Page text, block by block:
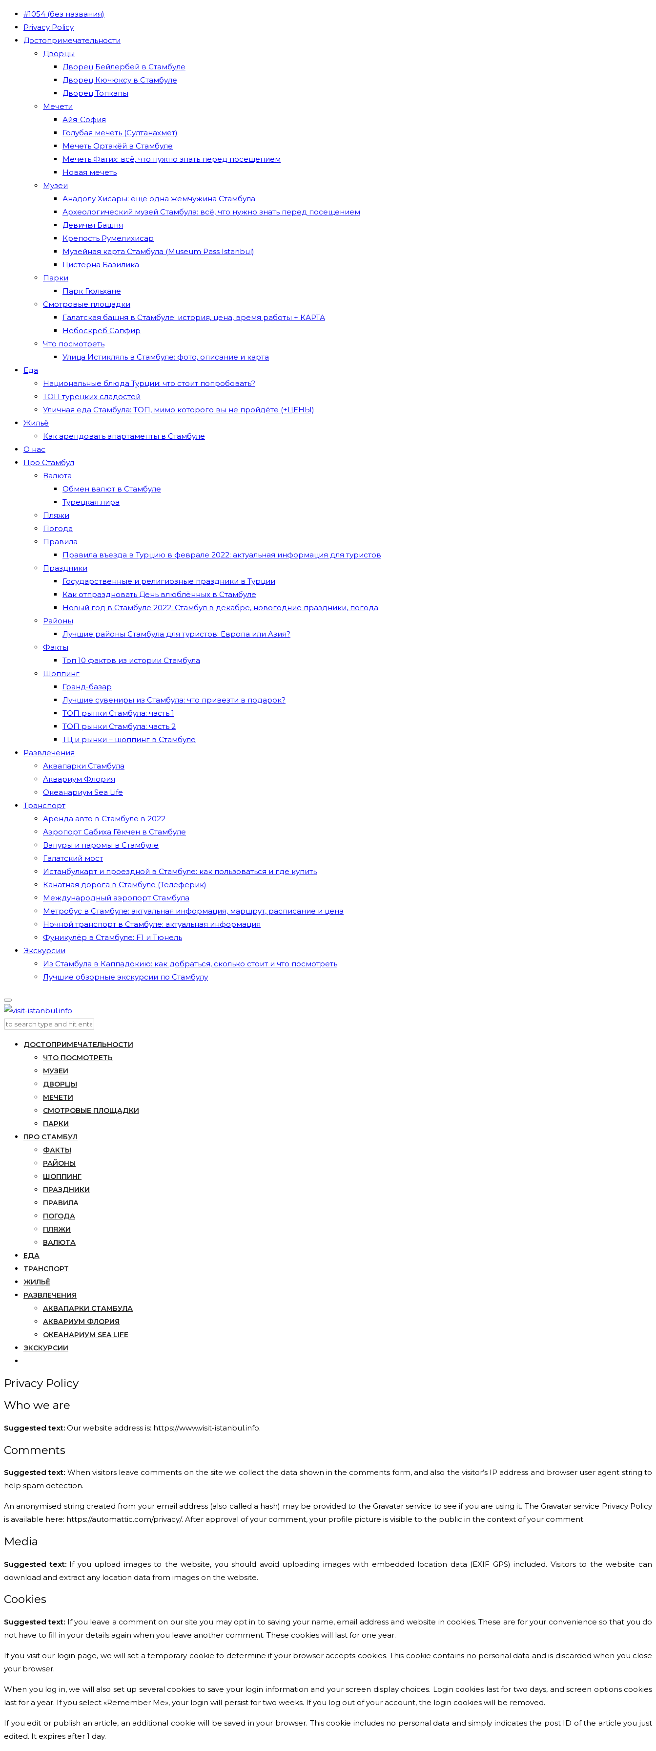
#1054 (без названия)
Privacy Policy
Достопримечательности
Дворцы
Дворец Бейлербей в Стамбуле
Дворец Кючюксу в Стамбуле
Дворец Топкапы
Мечети
Айя-София
Голубая мечеть (Султанахмет)
Мечеть Ортакёй в Стамбуле
Мечеть Фатих: всё, что нужно знать перед посещением
Новая мечеть
Музеи
Анадолу Хисары: еще одна жемчужина Стамбула
Археологический музей Стамбула: всё, что нужно знать перед посещением
Девичья Башня
Крепость Румелихисар
Музейная карта Стамбула (Museum Pass Istanbul)
Цистерна Базилика
Парки
Парк Гюльхане
Смотровые площадки
Галатская башня в Стамбуле: история, цена, время работы + КАРТА
Небоскрёб Сапфир
Что посмотреть
Улица Истикляль в Стамбуле: фото, описание и карта
Еда
Национальные блюда Турции: что стоит попробовать?
ТОП турецких сладостей
Уличная еда Стамбула: ТОП, мимо которого вы не пройдёте (+ЦЕНЫ)
Жильё
Как арендовать апартаменты в Стамбуле
О нас
Про Стамбул
Валюта
Обмен валют в Стамбуле
Турецкая лира
Пляжи
Погода
Правила
Правила въезда в Турцию в феврале 2022: актуальная информация для туристов
Праздники
Государственные и религиозные праздники в Турции
Как отпраздновать День влюблённых в Стамбуле
Новый год в Стамбуле 2022: Стамбул в декабре, новогодние праздники, погода
Районы
Лучшие районы Стамбула для туристов: Европа или Азия?
Факты
Топ 10 фактов из истории Стамбула
Шоппинг
Гранд-базар
Лучшие сувениры из Стамбула: что привезти в подарок?
ТОП рынки Стамбула: часть 1
ТОП рынки Стамбула: часть 2
ТЦ и рынки – шоппинг в Стамбуле
Развлечения
Аквапарки Стамбула
Аквариум Флория
Океанариум Sea Life
Транспорт
Аренда авто в Стамбуле в 2022
Аэропорт Сабиха Гёкчен в Стамбуле
Вапуры и паромы в Стамбуле
Галатский мост
Истанбулкарт и проездной в Стамбуле: как пользоваться и где купить
Канатная дорога в Стамбуле (Телеферик)
Международный аэропорт Стамбула
Метробус в Стамбуле: актуальная информация, маршрут, расписание и цена
Ночной транспорт в Стамбуле: актуальная информация
Фуникулёр в Стамбуле: F1 и Тюнель
Экскурсии
Из Стамбула в Каппадокию: как добраться, сколько стоит и что посмотреть
Лучшие обзорные экскурсии по Стамбулу
ДОСТОПРИМЕЧАТЕЛЬНОСТИ
ЧТО ПОСМОТРЕТЬ
МУЗЕИ
ДВОРЦЫ
МЕЧЕТИ
СМОТРОВЫЕ ПЛОЩАДКИ
ПАРКИ
ПРО СТАМБУЛ
ФАКТЫ
РАЙОНЫ
ШОППИНГ
ПРАЗДНИКИ
ПРАВИЛА
ПОГОДА
ПЛЯЖИ
ВАЛЮТА
ЕДА
ТРАНСПОРТ
ЖИЛЬЁ
РАЗВЛЕЧЕНИЯ
АКВАПАРКИ СТАМБУЛА
АКВАРИУМ ФЛОРИЯ
ОКЕАНАРИУМ SEA LIFE
ЭКСКУРСИИ
Privacy Policy
Who we are
Suggested text: Our website address is: https://www.visit-istanbul.info.
Comments
Suggested text: When visitors leave comments on the site we collect the data shown in the comments form, and also the visitor’s IP address and browser user agent string to
help spam detection.
An anonymised string created from your email address (also called a hash) may be provided to the Gravatar service to see if you are using it. The Gravatar service Privacy Policy
is available here: https://automattic.com/privacy/. After approval of your comment, your profile picture is visible to the public in the context of your comment.
Media
Suggested text: If you upload images to the website, you should avoid uploading images with embedded location data (EXIF GPS) included. Visitors to the website can
download and extract any location data from images on the website.
Cookies
Suggested text: If you leave a comment on our site you may opt in to saving your name, email address and website in cookies. These are for your convenience so that you do
not have to fill in your details again when you leave another comment. These cookies will last for one year.
If you visit our login page, we will set a temporary cookie to determine if your browser accepts cookies. This cookie contains no personal data and is discarded when you close
your browser.
When you log in, we will also set up several cookies to save your login information and your screen display choices. Login cookies last for two days, and screen options cookies
last for a year. If you select «Remember Me», your login will persist for two weeks. If you log out of your account, the login cookies will be removed.
If you edit or publish an article, an additional cookie will be saved in your browser. This cookie includes no personal data and simply indicates the post ID of the article you just
edited. It expires after 1 day.